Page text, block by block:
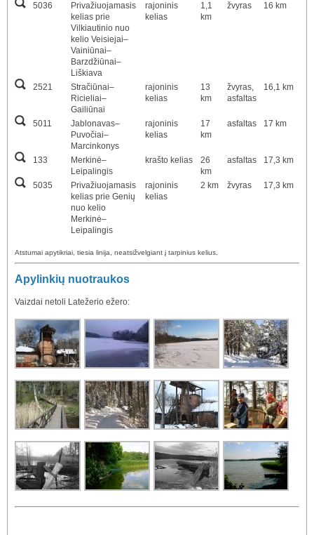
5036
Privažiuojamasis
kelias prie
Vilkiautinio nuo
kelio Veisiejai–
Vainiūnai–
Barzdžiūnai–
Liškiava
rajoninis
kelias
1,1
km
žvyras 16 km
2521
Stračiūnai–
Ricieliai–
Gailiūnai
rajoninis
kelias
13
km
žvyras,
asfaltas
16,1 km
5011
Jablonavas–
Puvočiai–
Marcinkonys
rajoninis
kelias
17
km
asfaltas 17 km
133
Merkinė–
Leipalingis
krašto kelias
26
km
asfaltas 17,3 km
5035
Privažiuojamasis
kelias prie Genių
nuo kelio
Merkinė–
Leipalingis
rajoninis
kelias
2 km žvyras 17,3 km
Atstumai apytikriai, tiesia linija, neatsižvelgiant į tarpinius kelius.
Apylinkių nuotraukos
Vaizdai netoli Latežerio ežero: